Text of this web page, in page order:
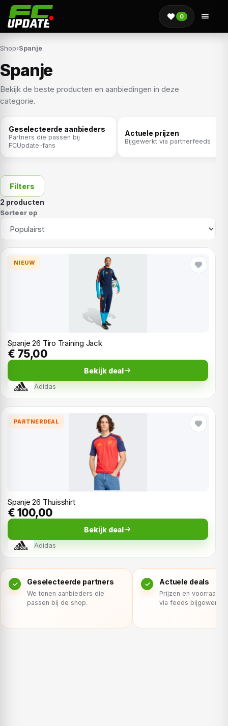
0
Shop›Spanje
Spanje
Bekijk de beste producten en aanbiedingen in deze
categorie.
Geselecteerde aanbieders
Partners die passen bij
FCUpdate-fans
Actuele prijzen
Bijgewerkt via partnerfeeds
Filters
2 producten
Sorteer op
NIEUW
Spanje 26 Tiro Training Jack
€ 75,00
Bekijk deal
Adidas
PARTNERDEAL
Spanje 26 Thuisshirt
€ 100,00
Bekijk deal
Adidas
Geselecteerde partners
We tonen aanbieders die
passen bij de shop.
Actuele deals
Prijzen en voorraad
via feeds bijgewerkt.